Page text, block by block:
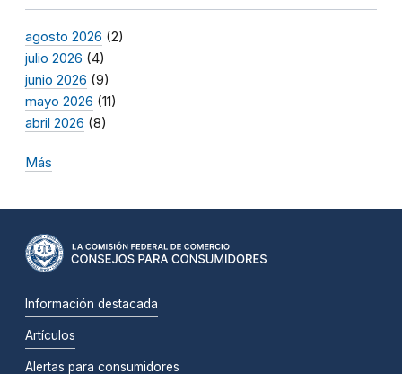
agosto 2026 (2)
julio 2026 (4)
junio 2026 (9)
mayo 2026 (11)
abril 2026 (8)
Más
Información destacada
Artículos
Alertas para consumidores